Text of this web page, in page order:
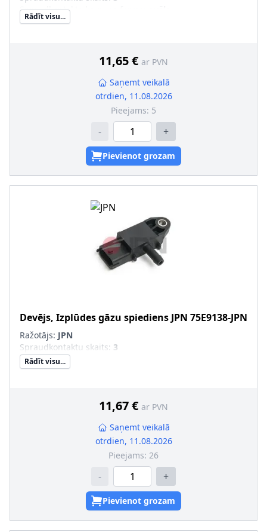
Spraudkontakta korpusa forma
Rādīt visu...
11,65 € ar PVN
Saņemt veikalā
otrdien, 11.08.2026
Pieejams: 5
- +
Pievienot grozam
Devējs, Izplūdes gāzu spiediens JPN 75E9138-JPN
Ražotājs: JPN
Spraudkontaktu skaits: 3
Rādīt visu...
11,67 € ar PVN
Saņemt veikalā
otrdien, 11.08.2026
Pieejams: 26
- +
Pievienot grozam